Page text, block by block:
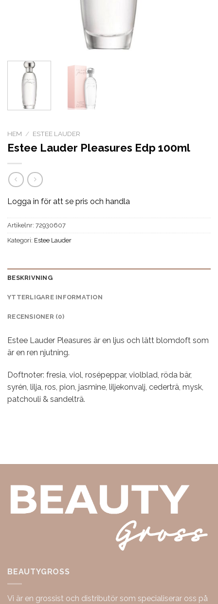
HEM / ESTEE LAUDER
Estee Lauder Pleasures Edp 100ml
Logga in för att se pris och handla
Artikelnr: 72930607
Kategori: Estee Lauder
BESKRIVNING
YTTERLIGARE INFORMATION
RECENSIONER (0)
Estee Lauder Pleasures är en ljus och lätt blomdoft som
är en ren njutning.
Doftnoter: fresia, viol, rosépeppar, violblad, röda bär,
syrén, lilja, ros, pion, jasmine, liljekonvalj, cederträ, mysk,
patchouli & sandelträ.
BEAUTYGROSS
Vi är en grossist och distributör som specialiserar oss på